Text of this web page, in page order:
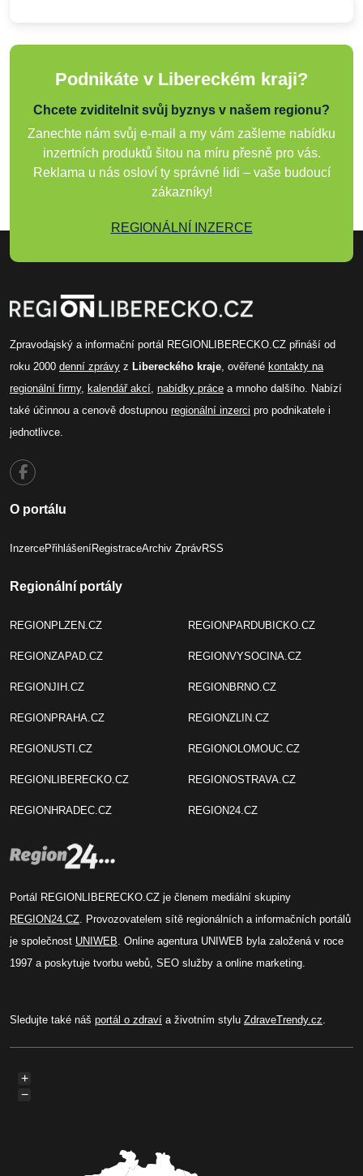
Podnikáte v Libereckém kraji?
Chcete zviditelnit svůj byznys v našem regionu?
Zanechte nám svůj e-mail a my vám zašleme nabídku
inzertních produktů šitou na míru přesně pro vás.
Reklama u nás osloví ty správné lidi – vaše budoucí
zákazníky!
REGIONÁLNÍ INZERCE
Zpravodajský a informační portál REGIONLIBERECKO.CZ přináší od
roku 2000 denní zprávy z Libereckého kraje, ověřené kontakty na
regionální firmy, kalendář akcí, nabídky práce a mnoho dalšího. Nabízí
také účinnou a cenově dostupnou regionální inzerci pro podnikatele i
jednotlivce.
O portálu
InzercePřihlášeníRegistraceArchiv ZprávRSS
Regionální portály
REGIONPLZEN.CZ
REGIONZAPAD.CZ
REGIONJIH.CZ
REGIONPRAHA.CZ
REGIONUSTI.CZ
REGIONLIBERECKO.CZ
REGIONHRADEC.CZ
REGIONPARDUBICKO.CZ
REGIONVYSOCINA.CZ
REGIONBRNO.CZ
REGIONZLIN.CZ
REGIONOLOMOUC.CZ
REGIONOSTRAVA.CZ
REGION24.CZ
Portál REGIONLIBERECKO.CZ je členem mediální skupiny
REGION24.CZ. Provozovatelem sítě regionálních a informačních portálů
je společnost UNIWEB. Online agentura UNIWEB byla založená v roce
1997 a poskytuje tvorbu webů, SEO služby a online marketing.
Sledujte také náš portál o zdraví a životním stylu ZdraveTrendy.cz.
+
−